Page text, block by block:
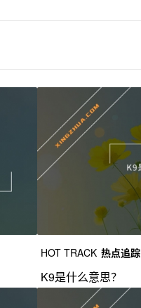
HOT TRACK 热点追踪
K9是什么意思？